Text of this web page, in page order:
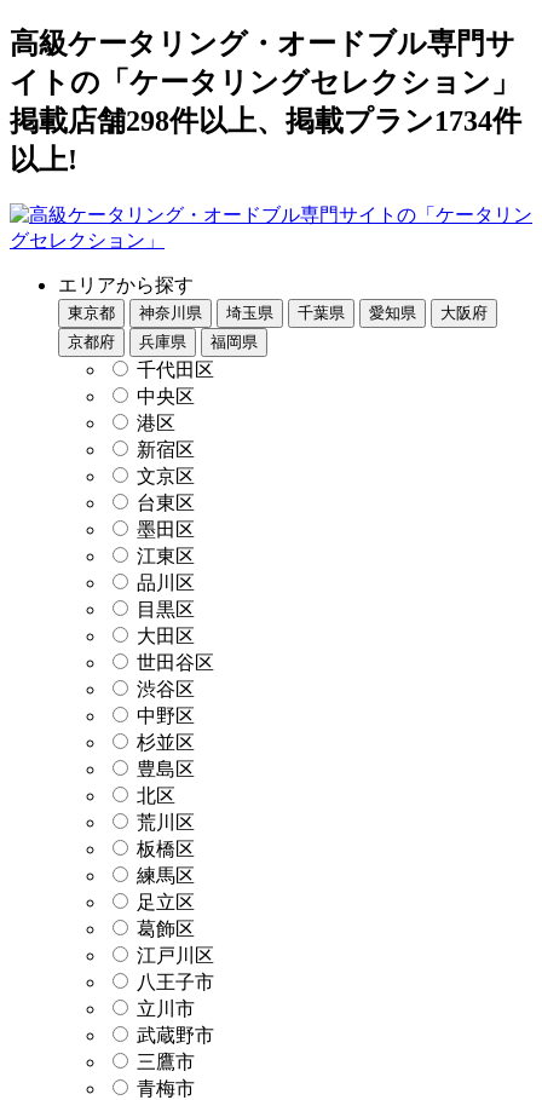
高級ケータリング・オードブル専門サ
イトの「ケータリングセレクション」
掲載店舗298件以上、掲載プラン1734件
以上!
エリアから探す
東京都 神奈川県 埼玉県 千葉県 愛知県
大阪府
京都府
兵庫県 福岡県
千代田区
中央区
港区
新宿区
文京区
台東区
墨田区
江東区
品川区
目黒区
大田区
世田谷区
渋谷区
中野区
杉並区
豊島区
北区
荒川区
板橋区
練馬区
足立区
葛飾区
江戸川区
八王子市
立川市
武蔵野市
三鷹市
青梅市